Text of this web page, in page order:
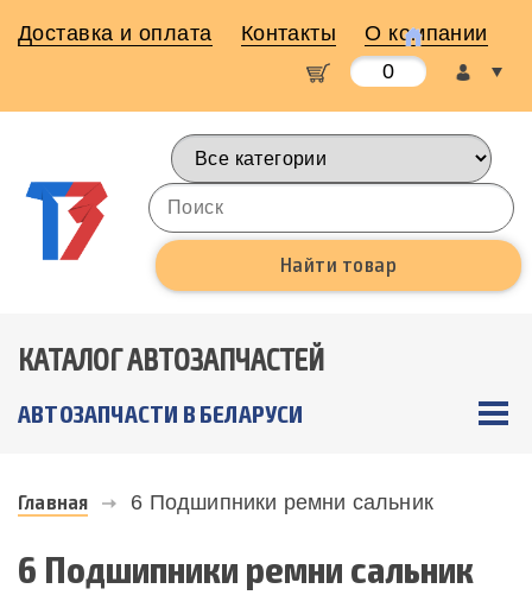
Доставка и оплата Контакты
О компании
0
КАТАЛОГ АВТОЗАПЧАСТЕЙ
АВТОЗАПЧАСТИ В БЕЛАРУСИ
Главная 6 Подшипники ремни сальник
6 Подшипники ремни сальник